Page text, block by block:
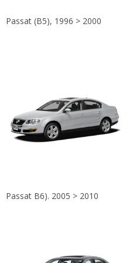
Passat (B5), 1996 > 2000
Passat B6). 2005 > 2010